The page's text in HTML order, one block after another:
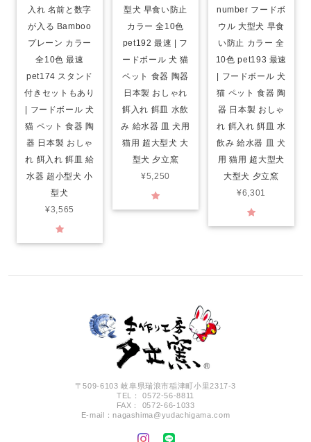
入れ 名前と数字
が入る Bamboo
プレーン カラー
全10色 最速
pet174 スタンド
付きセットもあり
| フードボール 犬
猫 ペット 食器 陶
器 日本製 おしゃ
れ 餌入れ 餌皿 給
水器 超小型犬 小
型犬
¥3,565
型犬 早食い防止
カラー 全10色
pet192 最速 | フ
ードボール 犬 猫
ペット 食器 陶器
日本製 おしゃれ
餌入れ 餌皿 水飲
み 給水器 皿 犬用
猫用 超大型犬 大
型犬 夕立窯
¥5,250
number フードボ
ウル 大型犬 早食
い防止 カラー 全
10色 pet193 最速
| フードボール 犬
猫 ペット 食器 陶
器 日本製 おしゃ
れ 餌入れ 餌皿 水
飲み 給水器 皿 犬
用 猫用 超大型犬
大型犬 夕立窯
¥6,301
〒509-6103 岐阜県瑞浪市稲津町小里2317-3
TEL： 0572-56-8811
FAX： 0572-66-1033
E-mail：nagashima@yudachigama.com